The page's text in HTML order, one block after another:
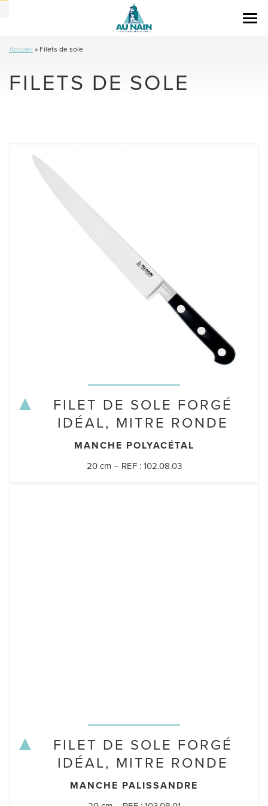
Accueil » Filets de sole
FILETS DE SOLE
FILET DE SOLE FORGÉ
IDÉAL, MITRE RONDE
MANCHE POLYACÉTAL
20 cm – REF : 102.08.03
FILET DE SOLE FORGÉ
IDÉAL, MITRE RONDE
MANCHE PALISSANDRE